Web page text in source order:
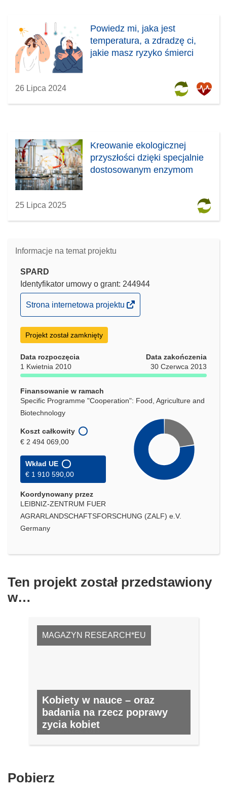
Powiedz mi, jaka jest
temperatura, a zdradzę ci,
jakie masz ryzyko śmierci
26 Lipca 2024
Kreowanie ekologicznej
przyszłości dzięki specjalnie
dostosowanym enzymom
25 Lipca 2025
Informacje na temat projektu
SPARD
Identyfikator umowy o grant: 244944
(odnośnik
otworzy
się
w
oknie)
Strona internetowa projektu
Projekt został zamknięty
Data rozpoczęcia
1 Kwietnia 2010
Data zakończenia
30 Czerwca 2013
Finansowanie w ramach
Specific Programme "Cooperation": Food, Agriculture and
Biotechnology
Koszt całkowity
€ 2 494 069,00
Wkład UE
€ 1 910 590,00
Koordynowany przez
LEIBNIZ-ZENTRUM FUER
AGRARLANDSCHAFTSFORSCHUNG (ZALF) e.V.
Germany
Ten projekt został przedstawiony
w…
MAGAZYN RESEARCH*EU
Kobiety w nauce – oraz
badania na rzecz poprawy
zycia kobiet
NR 20, MARZEC 2013
Pobierz